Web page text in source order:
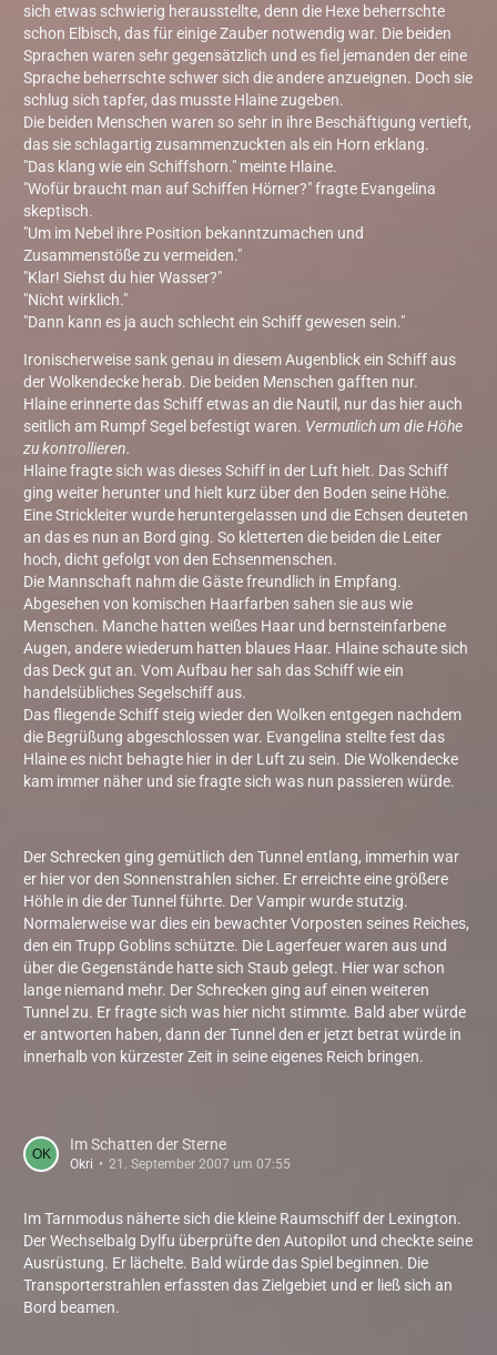
sich etwas schwierig herausstellte, denn die Hexe beherrschte
schon Elbisch, das für einige Zauber notwendig war. Die beiden
Sprachen waren sehr gegensätzlich und es fiel jemanden der eine
Sprache beherrschte schwer sich die andere anzueignen. Doch sie
schlug sich tapfer, das musste Hlaine zugeben.
Die beiden Menschen waren so sehr in ihre Beschäftigung vertieft,
das sie schlagartig zusammenzuckten als ein Horn erklang.
"Das klang wie ein Schiffshorn." meinte Hlaine.
"Wofür braucht man auf Schiffen Hörner?" fragte Evangelina
skeptisch.
"Um im Nebel ihre Position bekanntzumachen und
Zusammenstöße zu vermeiden."
"Klar! Siehst du hier Wasser?"
"Nicht wirklich."
"Dann kann es ja auch schlecht ein Schiff gewesen sein."
Ironischerweise sank genau in diesem Augenblick ein Schiff aus
der Wolkendecke herab. Die beiden Menschen gafften nur.
Hlaine erinnerte das Schiff etwas an die Nautil, nur das hier auch
seitlich am Rumpf Segel befestigt waren. Vermutlich um die Höhe
zu kontrollieren.
Hlaine fragte sich was dieses Schiff in der Luft hielt. Das Schiff
ging weiter herunter und hielt kurz über den Boden seine Höhe.
Eine Strickleiter wurde heruntergelassen und die Echsen deuteten
an das es nun an Bord ging. So kletterten die beiden die Leiter
hoch, dicht gefolgt von den Echsenmenschen.
Die Mannschaft nahm die Gäste freundlich in Empfang.
Abgesehen von komischen Haarfarben sahen sie aus wie
Menschen. Manche hatten weißes Haar und bernsteinfarbene
Augen, andere wiederum hatten blaues Haar. Hlaine schaute sich
das Deck gut an. Vom Aufbau her sah das Schiff wie ein
handelsübliches Segelschiff aus.
Das fliegende Schiff steig wieder den Wolken entgegen nachdem
die Begrüßung abgeschlossen war. Evangelina stellte fest das
Hlaine es nicht behagte hier in der Luft zu sein. Die Wolkendecke
kam immer näher und sie fragte sich was nun passieren würde.
Der Schrecken ging gemütlich den Tunnel entlang, immerhin war
er hier vor den Sonnenstrahlen sicher. Er erreichte eine größere
Höhle in die der Tunnel führte. Der Vampir wurde stutzig.
Normalerweise war dies ein bewachter Vorposten seines Reiches,
den ein Trupp Goblins schützte. Die Lagerfeuer waren aus und
über die Gegenstände hatte sich Staub gelegt. Hier war schon
lange niemand mehr. Der Schrecken ging auf einen weiteren
Tunnel zu. Er fragte sich was hier nicht stimmte. Bald aber würde
er antworten haben, dann der Tunnel den er jetzt betrat würde in
innerhalb von kürzester Zeit in seine eigenes Reich bringen.
Im Schatten der Sterne
Okri 21. September 2007 um 07:55
Im Tarnmodus näherte sich die kleine Raumschiff der Lexington.
Der Wechselbalg Dylfu überprüfte den Autopilot und checkte seine
Ausrüstung. Er lächelte. Bald würde das Spiel beginnen. Die
Transporterstrahlen erfassten das Zielgebiet und er ließ sich an
Bord beamen.